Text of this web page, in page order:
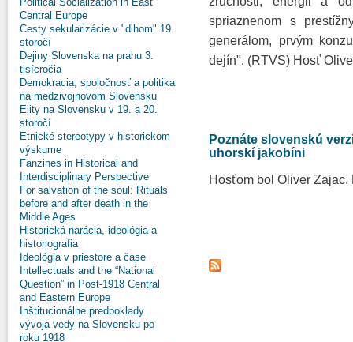
Central Europe
Cesty sekularizácie v "dlhom" 19.
storočí
Dejiny Slovenska na prahu 3.
tisícročia
Demokracia, spoločnosť a politika
na medzivojnovom Slovensku
Elity na Slovensku v 19. a 20.
storočí
Etnické stereotypy v historickom
výskume
Fanzines in Historical and
Interdisciplinary Perspective
For salvation of the soul: Rituals
before and after death in the
Middle Ages
Historická narácia, ideológia a
historiografia
Ideológia v priestore a čase
Intellectuals and the “National
Question” in Post-1918 Central
and Eastern Europe
Inštitucionálne predpoklady
vývoja vedy na Slovensku po
roku 1918
spriaznenom s
generálom, prvým
dejín". (RTVS) Hosť
Poznáte slovenskú
uhorskí jakobíni
Hosťom bol Oliver Zajac.